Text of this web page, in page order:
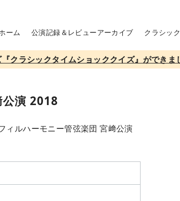
ーム 公演記録＆レビューアーカイブ クラシッ
クラシックタイムショッククイズ』ができま
演 2018
ィルハーモニー管弦楽団 宮﨑公演